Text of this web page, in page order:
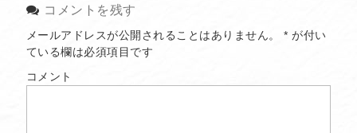
コメントを残す
メールアドレスが公開されることはありません。 * が付い
ている欄は必須項目です
コメント